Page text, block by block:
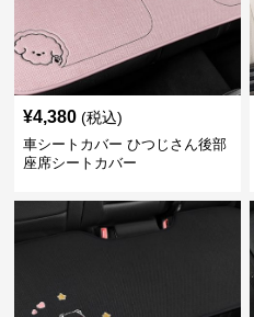
¥4,380 (税込)
車シートカバー ひつじさん後部
座席シートカバー